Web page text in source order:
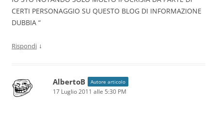
CERTI PERSONAGGIO SU QUESTO BLOG DI INFORMAZIONE
DUBBIA “
Rispondi ↓
AlbertoB Autore articolo
17 Luglio 2011 alle 5:30 PM